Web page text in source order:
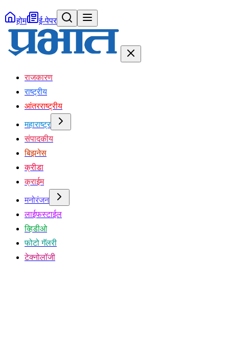
होम ई-पेपर
राजकारण
राष्ट्रीय
आंतरराष्ट्रीय
महाराष्ट्र
संपादकीय
बिझनेस
क्रीडा
क्राईम
मनोरंजन
लाईफस्टाईल
व्हिडीओ
फोटो गॅलरी
टेक्नोलॉजी